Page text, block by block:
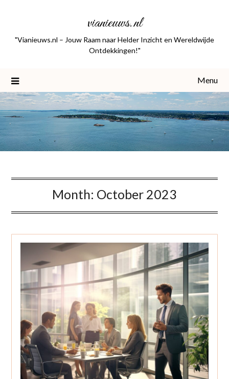
vianieuws.nl
"Vianieuws.nl – Jouw Raam naar Helder Inzicht en Wereldwijde
Ontdekkingen!"
Menu
Month: October 2023